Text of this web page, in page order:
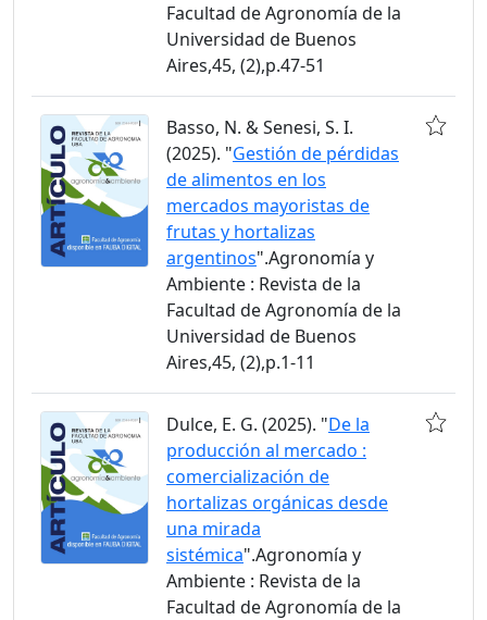
Facultad de Agronomía de la
Universidad de Buenos
Aires,45, (2),p.47-51
Basso, N. & Senesi, S. I.
(2025). "Gestión de pérdidas
de alimentos en los
mercados mayoristas de
frutas y hortalizas
argentinos".Agronomía y
Ambiente : Revista de la
Facultad de Agronomía de la
Universidad de Buenos
Aires,45, (2),p.1-11
Dulce, E. G. (2025). "De la
producción al mercado :
comercialización de
hortalizas orgánicas desde
una mirada
sistémica".Agronomía y
Ambiente : Revista de la
Facultad de Agronomía de la